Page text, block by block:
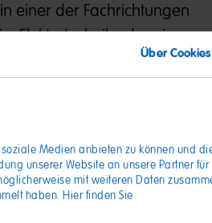
Über Cookies
Medien anbieten zu können und
unserer Website an unsere Partner
mit weiteren Daten
haben. Hier finden Sie
einer der Fachrichtungen
Elektrotechnik oder einer
Schwerpunkt in
Tätigkeiten